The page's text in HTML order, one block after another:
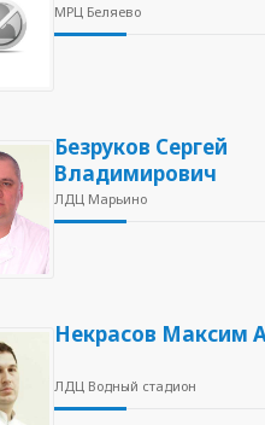
МРЦ Беляево
Безруков Сергей
Владимирович
ЛДЦ Марьино
Некрасов Максим
ЛДЦ Водный стадион